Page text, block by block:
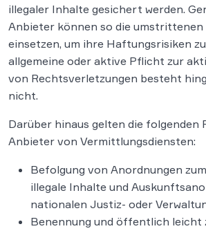
illegaler Inhalte gesichert werden.
Anbieter können so die
einsetzen, um ihre Haftungsrisiken
allgemeine oder aktive Pflicht zur
von Rechtsverletzungen besteht
nicht.
Darüber hinaus gelten die folgenden
Anbieter von Vermittlungsdiensten:
Befolgung von Anordnungen
illegale Inhalte und
nationalen Justiz- oder
Benennung und öffentlich leicht